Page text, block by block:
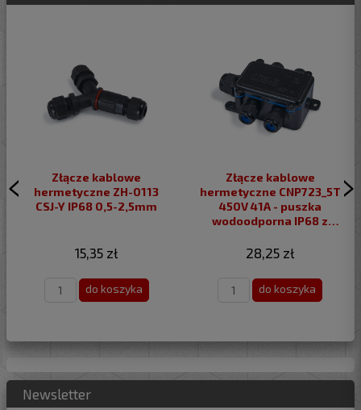
Złącze kablowe
hermetyczne ZH-0113
CSJ-Y IP68 0,5-2,5mm
15,35 zł
do koszyka
Złącze kablowe
hermetyczne CNP723_5T
450V 41A - puszka
wodoodporna IP68 z
28,25 zł
do koszyka
Newsletter